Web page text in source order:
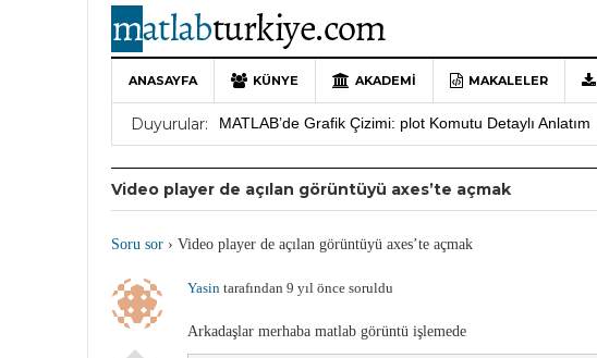
ANASAYFA KÜNYE AKADEMI MAKALELER
Duyurular:
10 Yıllık Bir Yolculuğun Sonu: MATLAB Türkiye’ye Veda
MATLAB’de Grafik Çizimi: plot Komutu Detaylı Anlatım
MATLAB Türkiye Live Editor Kullanım Rehberi
27 Mayıs 2020
Video player de açılan görüntüyü axes’te açmak
Soru sor › Video player de açılan görüntüyü axes’te açmak
Yasin tarafından 9 yıl önce soruldu
Arkadaşlar merhaba matlab görüntü işlemede